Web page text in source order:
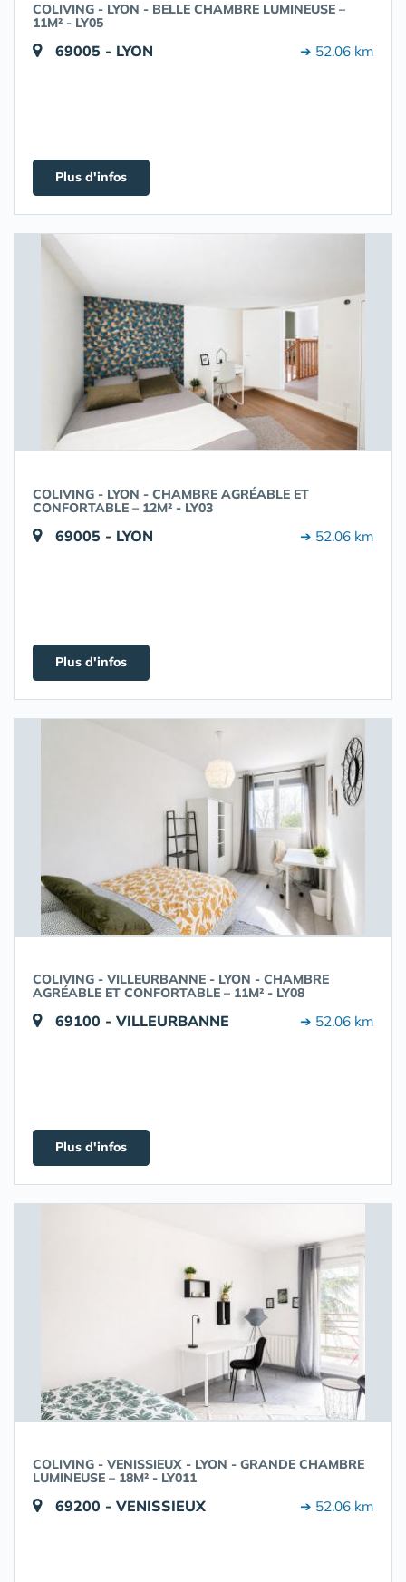
COLIVING - LYON - BELLE CHAMBRE LUMINEUSE –
11M² - LY05
69005 - LYON ➔ 52.06 km
Plus d'infos
COLIVING - LYON - CHAMBRE AGRÉABLE ET
CONFORTABLE – 12M² - LY03
69005 - LYON ➔ 52.06 km
Plus d'infos
COLIVING - VILLEURBANNE - LYON - CHAMBRE
AGRÉABLE ET CONFORTABLE – 11M² - LY08
69100 - VILLEURBANNE ➔ 52.06 km
Plus d'infos
COLIVING - VENISSIEUX - LYON - GRANDE CHAMBRE
LUMINEUSE – 18M² - LY011
69200 - VENISSIEUX ➔ 52.06 km